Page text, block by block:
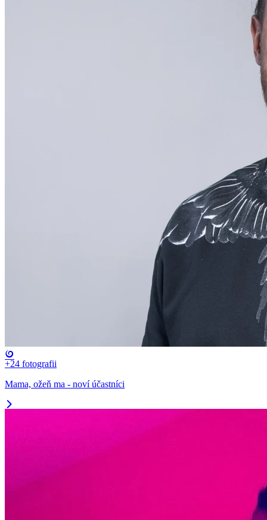
+24 fotografii
Mama, ožeň ma - noví účastníci